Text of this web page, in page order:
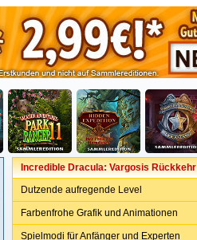
Incredible Dracula: Vargosis Rückkehr
Dutzende aufregende Level
Farbenfrohe Grafik und Animationen
Spielmodi für Anfänger und Experten